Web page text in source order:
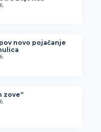
novo pojačanje
zove“